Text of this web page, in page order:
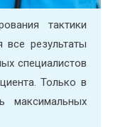
тактики
все результаты
специалистов
Только в
максимальных